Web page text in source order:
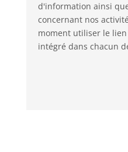
d'information ainsi
concernant nos
moment utiliser le
intégré dans chacun